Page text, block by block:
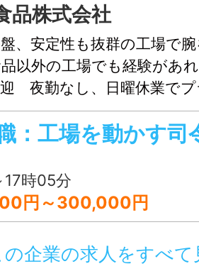
品株式会社
、安定性も抜群の工場で
以外の工場でも経験があ
夜勤なし、日曜休業で
ランス充実 ≪仕事のポイ
工場管理職業務の習得（
で、悩みや相談を聞き解
メントを理解し、日々発
で解決できない問題は、
内会議で決まったことや
明 ・目標達成のため、従
も行動する ＊変更範囲：
：工場を動かす司
時05分
円～300,000円
の企業の求人をすべて